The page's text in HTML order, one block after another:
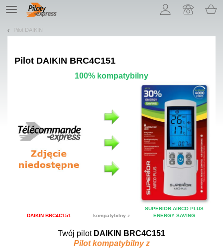
TE
navigation
Pilot DAIKIN
Pilot DAIKIN BRC4C151
100% kompatybilny
DAIKIN BRC4C151 kompatybilny z
SUPERIOR AIRCO PLUS
ENERGY SAVING
Twój pilot DAIKIN BRC4C151
Pilot kompatybilny z
Pozwól, że przedstawimy nasze ciasteczka!